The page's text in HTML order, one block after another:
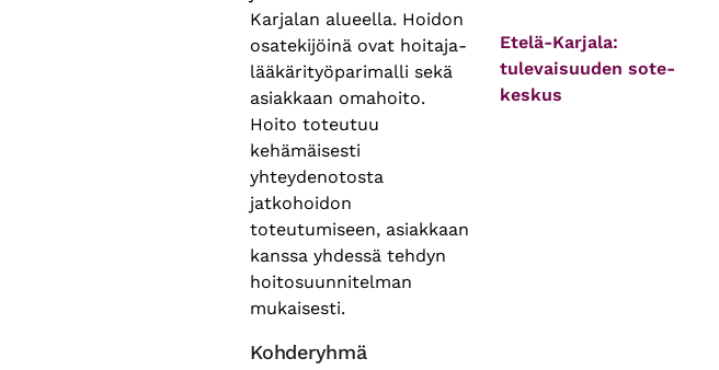
Karjalan alueella. Hoidon
osatekijöinä ovat hoitaja-
lääkärityöparimalli sekä
asiakkaan omahoito.
Hoito toteutuu
kehämäisesti
yhteydenotosta
jatkohoidon
toteutumiseen, asiakkaan
kanssa yhdessä tehdyn
hoitosuunnitelman
mukaisesti.
Kohderyhmä
Etelä-Karjala:
tulevaisuuden sote-
keskus